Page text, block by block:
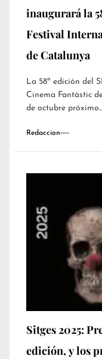
inaugurará la
Festival
de Catalunya
La 58ª edición del
Cinema Fantàstic
de octubre próximo...
Redaccion
Sitges 2025:
edición, y los